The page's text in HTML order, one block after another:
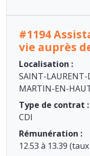
#1194
vie auprès
Localisation :
SAINT-LAURENT-
MARTIN-EN-
Type de contrat :
CDI
Rémunération :
12.53 à 13.39